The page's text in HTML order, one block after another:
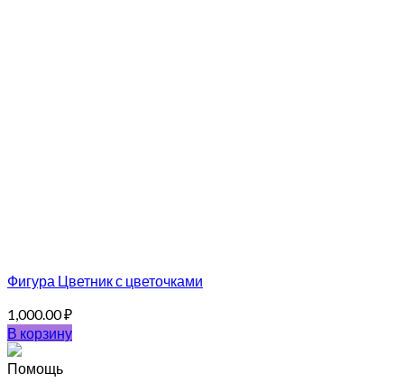
Фигура Цветник с цветочками
1,000.00₽
В корзину
Помощь